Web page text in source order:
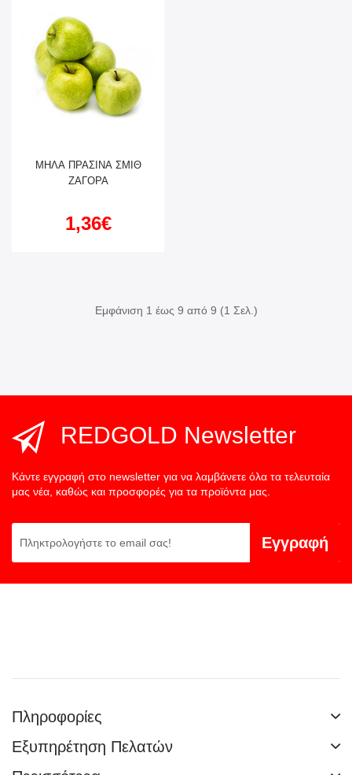
ΜΗΛΑ ΠΡΑΣΙΝΑ ΣΜΙΘ
ΖΑΓΟΡΑ
1,36€
Εμφάνιση 1 έως 9 από 9 (1 Σελ.)
REDGOLD Newsletter
Κάντε εγγραφή στο newsletter για να λαμβάνετε όλα τα τελευταία
μας νέα, καθώς και προσφορές για τα προϊόντα μας.
Εγγραφή
Πληροφορίες
Εξυπηρέτηση Πελατών